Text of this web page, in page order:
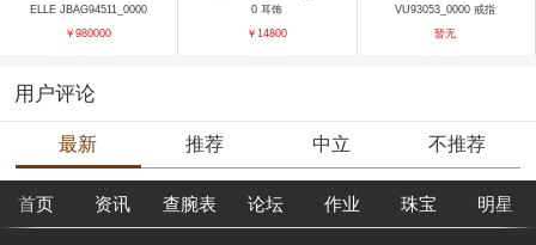
ELLE JBAG94511_0000
项链
￥980000
0 耳饰
￥14800
VU93053_0000 戒指
暂无
用户评论
最新 推荐 中立 不推荐
首页 资讯 查腕表 论坛 作业 珠宝 明星